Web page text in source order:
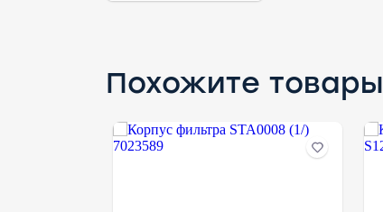
Похожите товары